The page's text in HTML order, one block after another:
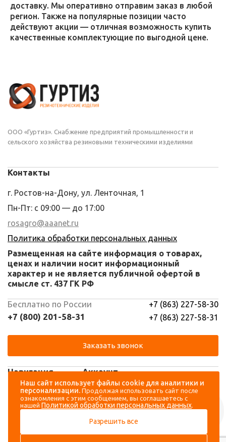
доставку. Мы оперативно отправим заказ в любой
регион. Также на популярные позиции часто
действуют акции — отличная возможность купить
качественные комплектующие по выгодной цене.
ООО «Гуртиз». Снабжение предприятий промышленности и
сельского хозяйства резиновыми техническими изделиями
Навигация
Каталог
О компании
Доставка и оплата
Аккаунт
Вход
Регистрация
Контакты
г. Ростов-на-Дону, ул. Ленточная, 1
Пн-Пт: с 09:00 — до 17:00
rosagro@aaanet.ru
Политика обработки персональных данных
Размещенная на сайте информация о товарах,
ценах и наличии носит информационный
характер и не является публичной офертой в
смысле ст. 437 ГК РФ
Бесплатно по России
+7 (800) 201-58-31
+7 (863) 227-58-30
+7 (863) 227-58-31
Заказать звонок
Наш сайт использует файлы cookie для аналитики и
персонализации. Продолжая использовать сайт после
ознакомления с этим сообщением, вы соглашаетесь с
нашей Политикой обработки персональных данных.
Разрешить все